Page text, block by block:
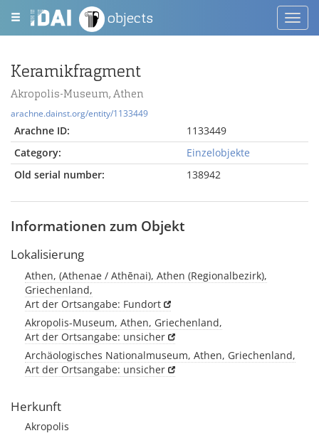
objects
Keramikfragment
Akropolis-Museum, Athen
arachne.dainst.org/entity/1133449
Arachne ID:
1133449
Category:
Einzelobjekte
Old serial number:
138942
Informationen zum Objekt
Lokalisierung
Athen, (Athenae / Athēnai), Athen (Regionalbezirk),
Griechenland,
Art der Ortsangabe: Fundort
Akropolis-Museum, Athen, Griechenland,
Art der Ortsangabe: unsicher
Archäologisches Nationalmuseum, Athen, Griechenland,
Art der Ortsangabe: unsicher
Herkunft
Akropolis